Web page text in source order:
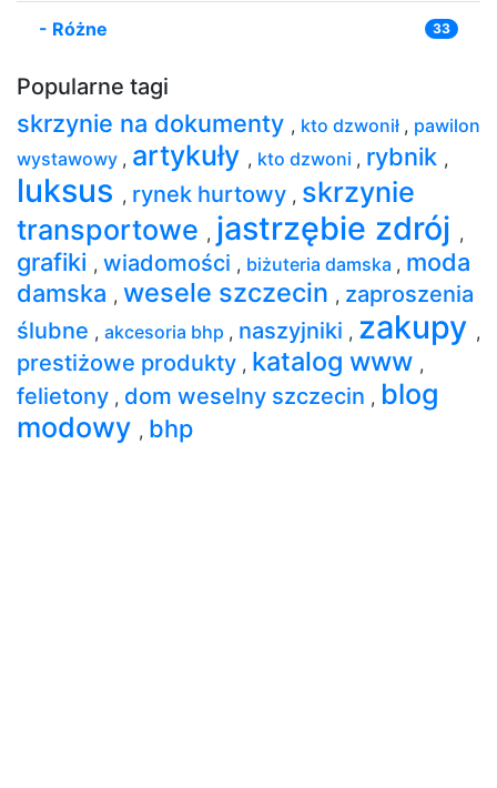
- Różne 33
Popularne tagi
skrzynie na dokumenty , kto dzwonił , pawilon
wystawowy , artykuły , kto dzwoni , rybnik ,
luksus , rynek hurtowy , skrzynie
transportowe , jastrzębie zdrój ,
grafiki , wiadomości , biżuteria damska , moda
damska , wesele szczecin , zaproszenia
ślubne , akcesoria bhp , naszyjniki , zakupy ,
prestiżowe produkty , katalog www ,
felietony , dom weselny szczecin , blog
modowy , bhp